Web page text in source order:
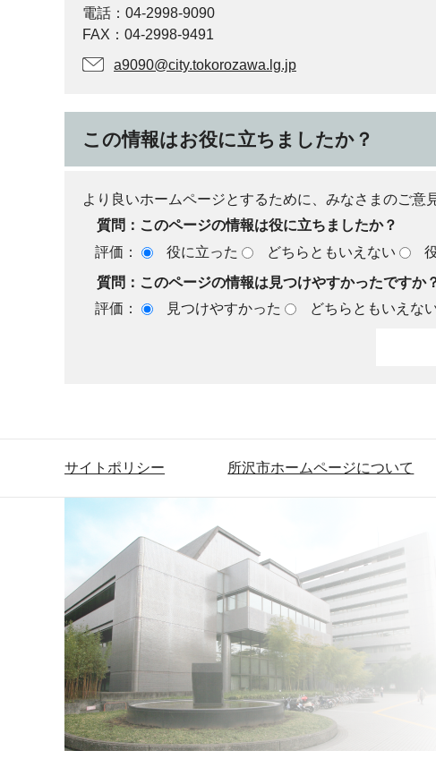
電話：04-2998-9090
FAX：04-2998-9491
a9090@city.tokorozawa.lg.jp
この情報はお役に立ちましたか？
より良いホームページとするために、みなさまのご意
質問：このページの情報は役に立ちましたか？
評価：
役に立った どちらともいえない
質問：このページの情報は見つけやすかったですか
評価：
見つけやすかった どちらともいえな
サイトポリシー 所沢市ホームページについて